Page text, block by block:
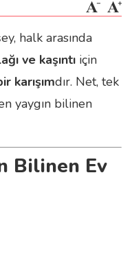
halk arasında
ve kaşıntı için
karışımdır. Net, tek
yaygın bilinen
Bilinen Ev